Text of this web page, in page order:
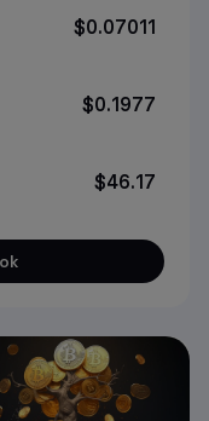
$0.07011
$0.1977
$46.17